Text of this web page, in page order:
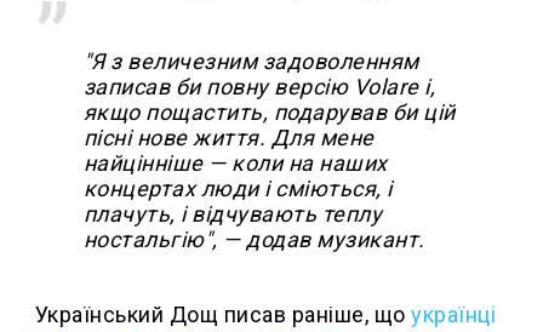
"Я з величезним задоволенням
записав би повну версію Volare і,
якщо пощастить, подарував би цій
пісні нове життя. Для мене
найцінніше — коли на наших
концертах люди і сміються, і
плачуть, і відчувають теплу
ностальгію", — додав музикант.
Український Дощ писав раніше, щоукраїнці